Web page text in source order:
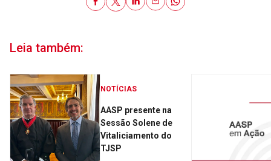
Leia também:
NOTÍCIAS
AASP presente na
Sessão Solene de
Vitaliciamento do
TJSP